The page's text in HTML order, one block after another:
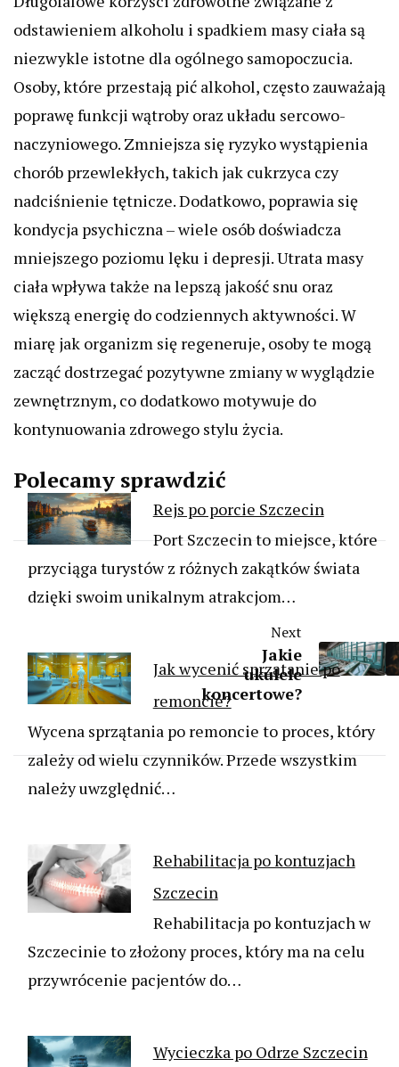
odstawieniem alkoholu i spadkiem masy ciała są
niezwykle istotne dla ogólnego samopoczucia.
Osoby, które przestają pić alkohol, często zauważają
poprawę funkcji wątroby oraz układu sercowo-
naczyniowego. Zmniejsza się ryzyko wystąpienia
chorób przewlekłych, takich jak cukrzyca czy
nadciśnienie tętnicze. Dodatkowo, poprawia się
kondycja psychiczna – wiele osób doświadcza
mniejszego poziomu lęku i depresji. Utrata masy
ciała wpływa także na lepszą jakość snu oraz
większą energię do codziennych aktywności. W
miarę jak organizm się regeneruje, osoby te mogą
zacząć dostrzegać pozytywne zmiany w wyglądzie
zewnętrznym, co dodatkowo motywuje do
kontynuowania zdrowego stylu życia.
Polecamy sprawdzić
Rejs po porcie Szczecin
Port Szczecin to miejsce, które
przyciąga turystów z różnych zakątków świata
dzięki swoim unikalnym atrakcjom…
Jak wycenić sprzątanie po
remoncie?
Wycena sprzątania po remoncie to proces, który
zależy od wielu czynników. Przede wszystkim
należy uwzględnić…
Rehabilitacja po kontuzjach
Szczecin
Rehabilitacja po kontuzjach w
Szczecinie to złożony proces, który ma na celu
przywrócenie pacjentów do…
Wycieczka po Odrze Szczecin
Next
Jakie
ukulele
koncertowe?